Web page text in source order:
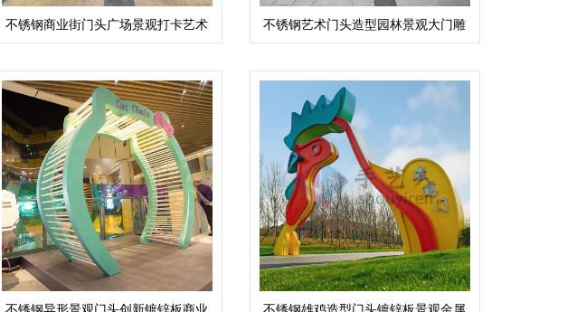
不锈钢商业街门头广场景观打卡艺术
大门雕塑
不锈钢艺术门头造型园林景观大门雕
塑